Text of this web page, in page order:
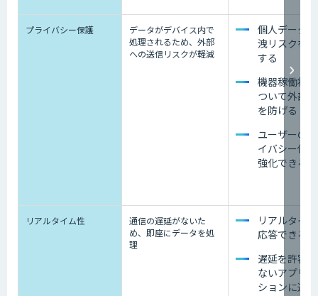
プライバシー保護
データがデバイス内で
処理されるため、外部
への送信リスクが軽減
個人データ
洩リスクを
する
機器稼働状
ついて外部
を防げる
ユーザーの
イバシー保
強化できる
リアルタイム性
通信の遅延がないた
め、即座にデータを処
理
リアルタイ
応答できる
遅延を許容
ないアプリ
ションに適